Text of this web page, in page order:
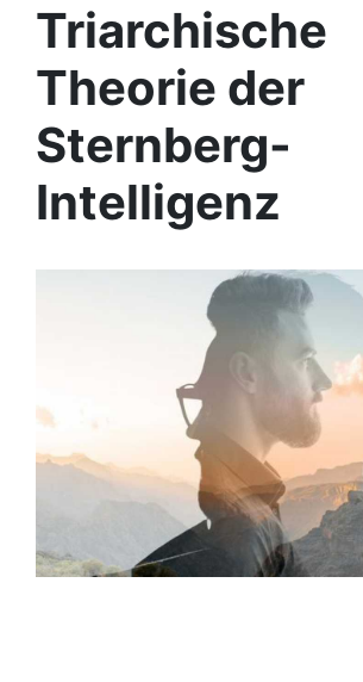
Triarchische
Theorie der
Sternberg-
Intelligenz